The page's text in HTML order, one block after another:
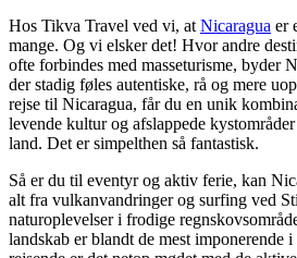
Hos Tikva Travel ved vi, at Nicaragua er
mange. Og vi elsker det! Hvor andre
ofte forbindes med masseturisme, byder
der stadig føles autentiske, rå og mere
rejse til Nicaragua, får du en unik
levende kultur og afslappede
land. Det er simpelthen så fantastisk.
Så er du til eventyr og aktiv ferie, kan
alt fra vulkanvandringer og surfing ved
naturoplevelser i frodige
landskab er blandt de mest imponerende